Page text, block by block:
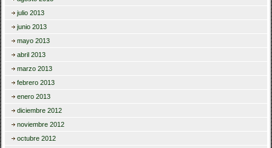
julio 2013
junio 2013
mayo 2013
abril 2013
marzo 2013
febrero 2013
enero 2013
diciembre 2012
noviembre 2012
octubre 2012